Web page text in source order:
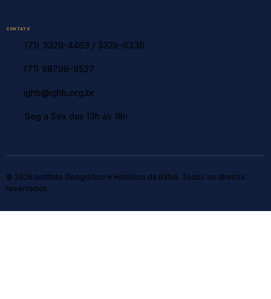
CONTATO
(71) 3329-4463 / 3329-6336
(71) 98798-9527
ighb@ighb.org.br
Seg a Sex das 13h às 18h
© 2026 Instituto Geográfico e Histórico da Bahia. Todos os direitos
reservados.